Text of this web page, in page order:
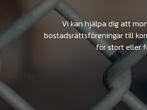
Vi kan hjälpa dig att
bostadsrättsföreningar till
för stort eller